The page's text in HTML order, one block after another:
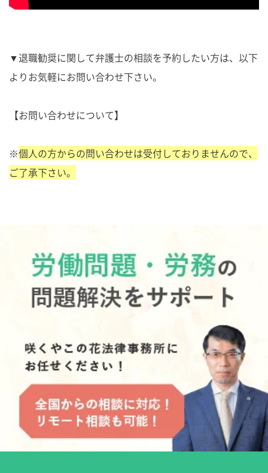
▼退職勧奨に関して弁護士の相談を予約したい方は、以下
よりお気軽にお問い合わせ下さい。
【お問い合わせについて】
※個人の方からの問い合わせは受付しておりませんので、
ご了承下さい。